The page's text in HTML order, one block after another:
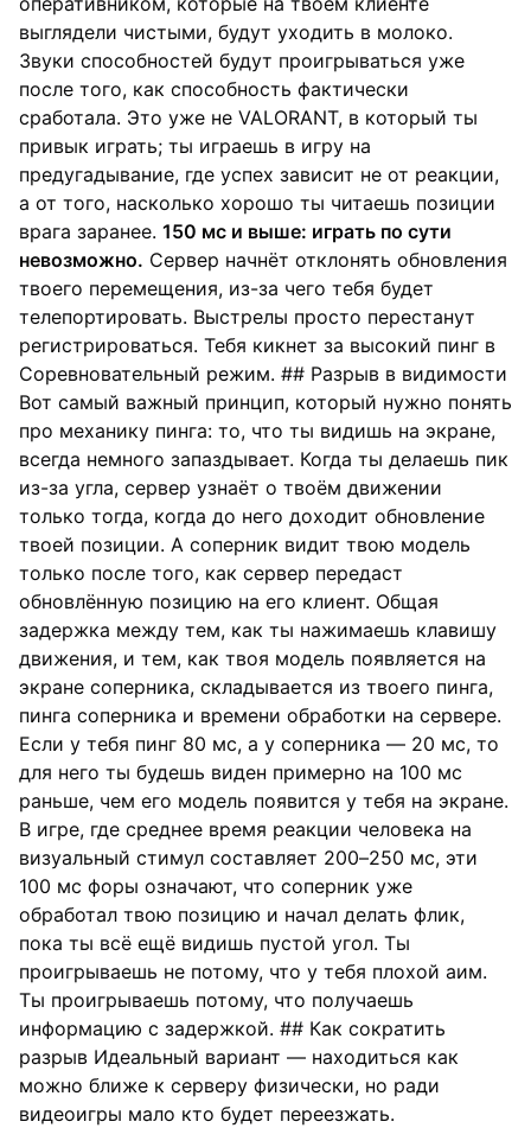
выглядели чистыми, будут уходить в молоко.
Звуки способностей будут проигрываться уже
после того, как способность фактически
сработала. Это уже не VALORANT, в который ты
привык играть; ты играешь в игру на
предугадывание, где успех зависит не от реакции,
а от того, насколько хорошо ты читаешь позиции
врага заранее. 150 мс и выше: играть по сути
невозможно. Сервер начнёт отклонять обновления
твоего перемещения, из-за чего тебя будет
телепортировать. Выстрелы просто перестанут
регистрироваться. Тебя кикнет за высокий пинг в
Соревновательный режим. ## Разрыв в видимости
Вот самый важный принцип, который нужно понять
про механику пинга: то, что ты видишь на экране,
всегда немного запаздывает. Когда ты делаешь пик
из-за угла, сервер узнаёт о твоём движении
только тогда, когда до него доходит обновление
твоей позиции. А соперник видит твою модель
только после того, как сервер передаст
обновлённую позицию на его клиент. Общая
задержка между тем, как ты нажимаешь клавишу
движения, и тем, как твоя модель появляется на
экране соперника, складывается из твоего пинга,
пинга соперника и времени обработки на сервере.
Если у тебя пинг 80 мс, а у соперника — 20 мс, то
для него ты будешь виден примерно на 100 мс
раньше, чем его модель появится у тебя на экране.
В игре, где среднее время реакции человека на
визуальный стимул составляет 200–250 мс, эти
100 мс форы означают, что соперник уже
обработал твою позицию и начал делать флик,
пока ты всё ещё видишь пустой угол. Ты
проигрываешь не потому, что у тебя плохой аим.
Ты проигрываешь потому, что получаешь
информацию с задержкой. ## Как сократить
разрыв Идеальный вариант — находиться как
можно ближе к серверу физически, но ради
видеоигры мало кто будет переезжать.